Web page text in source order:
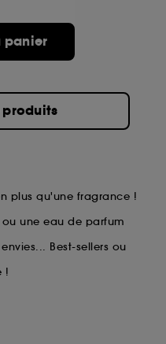
panier
produits
plus qu'une fragrance !
une eau de parfum
Best-sellers ou
!